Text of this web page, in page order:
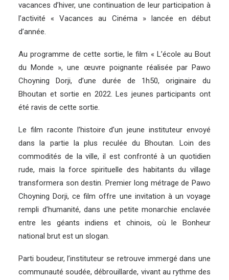
vacances d’hiver, une continuation de leur participation à
l’activité « Vacances au Cinéma » lancée en début
d’année.
Au programme de cette sortie, le film « L’école au Bout
du Monde », une œuvre poignante réalisée par Pawo
Choyning Dorji, d’une durée de 1h50, originaire du
Bhoutan et sortie en 2022. Les jeunes participants ont
été ravis de cette sortie.
Le film raconte l’histoire d’un jeune instituteur envoyé
dans la partie la plus reculée du Bhoutan. Loin des
commodités de la ville, il est confronté à un quotidien
rude, mais la force spirituelle des habitants du village
transformera son destin. Premier long métrage de Pawo
Choyning Dorji, ce film offre une invitation à un voyage
rempli d’humanité, dans une petite monarchie enclavée
entre les géants indiens et chinois, où le Bonheur
national brut est un slogan.
Parti boudeur, l’instituteur se retrouve immergé dans une
communauté soudée, débrouillarde, vivant au rythme des